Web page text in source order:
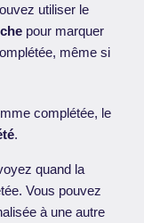
utiliser le
pour marquer
même si
complétée, le
.
quand la
Vous pouvez
à une autre